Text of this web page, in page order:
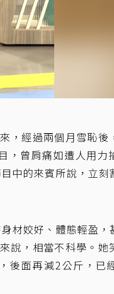
，經過兩個月雪恥後
，曾肩痛如遭人用力
中的來賓所說，立刻
材姣好、體態輕盈，
說，相當不科學。她
後面再減2公斤，已